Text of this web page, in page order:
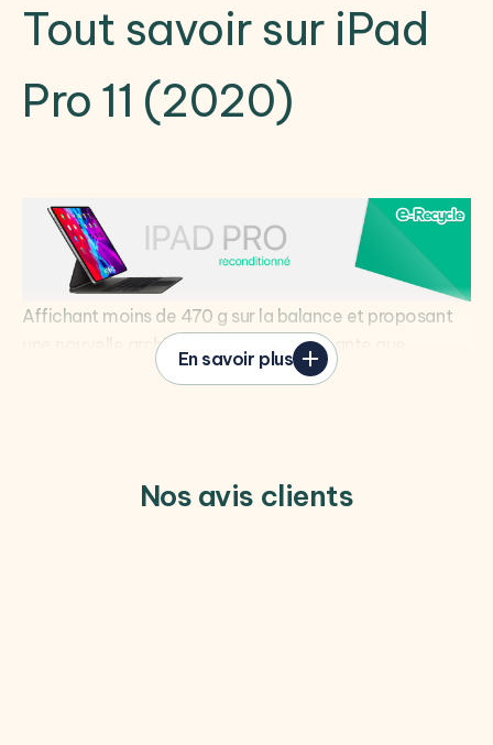
Tout savoir sur iPad
Pro 11 (2020)
Affichant moins de 470 g sur la balance et proposant
une nouvelle architecture plus performante que
l'ancienne version, l'iPad Pro de 2020 compte bien
En savoir plus
Nos avis clients